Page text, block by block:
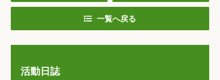
一覧へ戻る
活動日誌